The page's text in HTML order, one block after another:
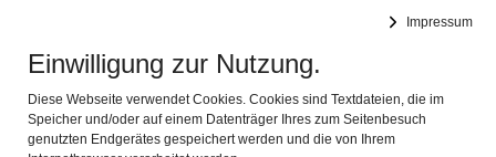
Impressum
Einwilligung zur Nutzung.
Diese Webseite verwendet Cookies. Cookies sind Textdateien, die im
Speicher und/oder auf einem Datenträger Ihres zum Seitenbesuch
genutzten Endgerätes gespeichert werden und die von Ihrem
Broschüre Schleifmühle Reichel
Die Wappen der Burg zu Lauf